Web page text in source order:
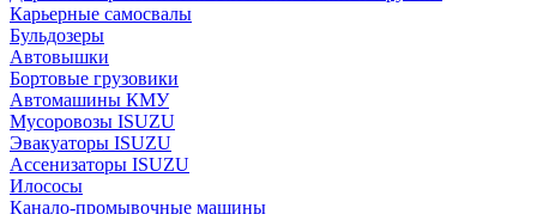
Карьерные самосвалы
Бульдозеры
Автовышки
Бортовые грузовики
Автомашины КМУ
Мусоровозы ISUZU
Эвакуаторы ISUZU
Ассенизаторы ISUZU
Илососы
Канало-промывочные машины